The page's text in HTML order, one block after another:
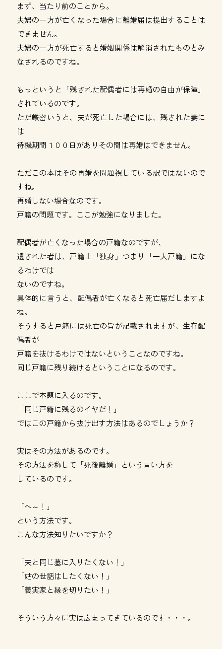
まず、当たり前のことから。
夫婦の一方が亡くなった場合に離婚届は提出することは
できません。
夫婦の一方が死亡すると婚姻関係は解消されたものとみ
なされるのですね。
もっというと「残された配偶者には再婚の自由が保障」
されているのです。
ただ厳密いうと、夫が死亡した場合には、残された妻に
は
待機期間１００日がありその間は再婚はできません。
ただこの本はその再婚を問題視している訳ではないので
すね。
再婚しない場合なのです。
戸籍の問題です。ここが勉強になりました。
配偶者が亡くなった場合の戸籍なのですが、
遺された者は、戸籍上「独身」つまり「一人戸籍」にな
るわけでは
ないのですね。
具体的に言うと、配偶者が亡くなると死亡届だしますよ
ね。
そうすると戸籍には死亡の旨が記載されますが、生存配
偶者が
戸籍を抜けるわけではないということなのですね。
同じ戸籍に残り続けるということになるのです。
ここで本題に入るのです。
「同じ戸籍に残るのイヤだ！」
ではこの戸籍から抜け出す方法はあるのでしょうか？
実はその方法があるのです。
その方法を称して「死後離婚」という言い方を
しているのです。
「へ～！」
という方法です。
こんな方法知りたいですか？
「夫と同じ墓に入りたくない！」
「姑の世話はしたくない！」
「義実家と縁を切りたい！」
そういう方々に実は広まってきているのです・・・。